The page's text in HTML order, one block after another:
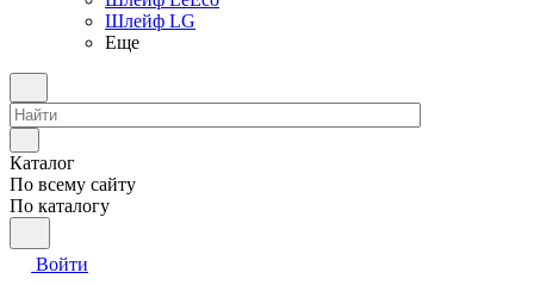
Шлейф LG
Еще
Каталог
По всему сайту
По каталогу
Войти